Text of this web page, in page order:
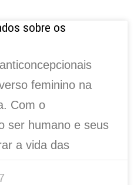
sobre os
feminino na
Com o
ser humano e seus
a vida das